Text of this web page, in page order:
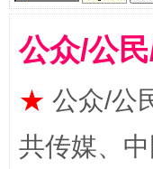
公众/公
★ 公众/公
共传媒、